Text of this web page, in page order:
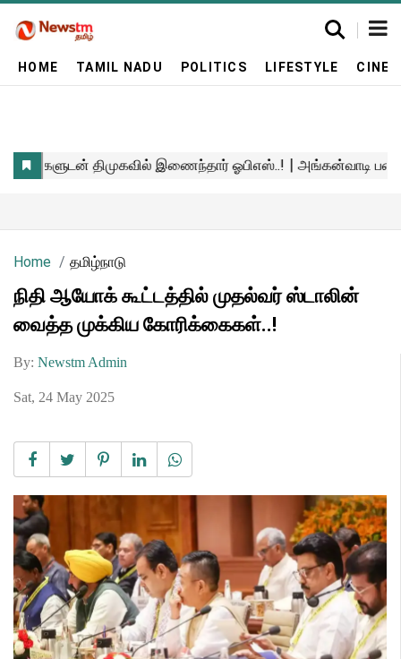
HOME TAMIL NADU POLITICS LIFESTYLE
Home தமிழ்நாடு
நிதி ஆயோக் கூட்டத்தில் முதல்வர் ஸ்டாலின்
வைத்த முக்கிய கோரிக்கைகள்..!
By: Newstm Admin
Sat, 24 May 2025